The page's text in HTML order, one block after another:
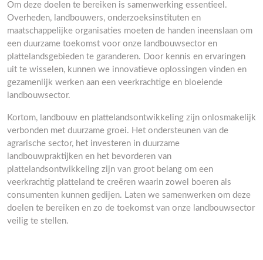
Om deze doelen te bereiken is samenwerking essentieel.
Overheden, landbouwers, onderzoeksinstituten en
maatschappelijke organisaties moeten de handen ineenslaan om
een duurzame toekomst voor onze landbouwsector en
plattelandsgebieden te garanderen. Door kennis en ervaringen
uit te wisselen, kunnen we innovatieve oplossingen vinden en
gezamenlijk werken aan een veerkrachtige en bloeiende
landbouwsector.
Kortom, landbouw en plattelandsontwikkeling zijn onlosmakelijk
verbonden met duurzame groei. Het ondersteunen van de
agrarische sector, het investeren in duurzame
landbouwpraktijken en het bevorderen van
plattelandsontwikkeling zijn van groot belang om een
veerkrachtig platteland te creëren waarin zowel boeren als
consumenten kunnen gedijen. Laten we samenwerken om deze
doelen te bereiken en zo de toekomst van onze landbouwsector
veilig te stellen.